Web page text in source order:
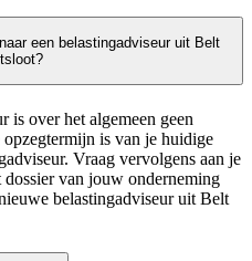
een belastingadviseur uit Belt
is over het algemeen geen
is van je huidige
Vraag vervolgens aan je
van jouw onderneming
belastingadviseur uit Belt